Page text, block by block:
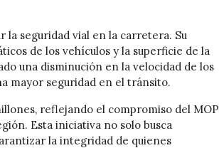
la seguridad vial en la carretera. Su
de los vehículos y la superficie de la
una disminución en la velocidad de los
mayor seguridad en el tránsito.
reflejando el compromiso del MOP
Esta iniciativa no solo busca
la integridad de quienes